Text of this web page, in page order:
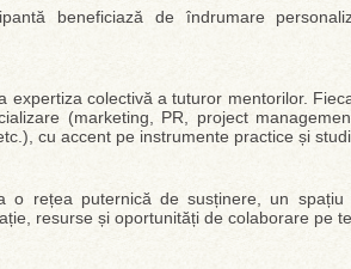
beneficiază de îndrumare
expertiza colectivă a tuturor mentorilor.
(marketing, PR, project
cu accent pe instrumente practice și
o rețea puternică de susținere, un spațiu
resurse și oportunități de colaborare pe